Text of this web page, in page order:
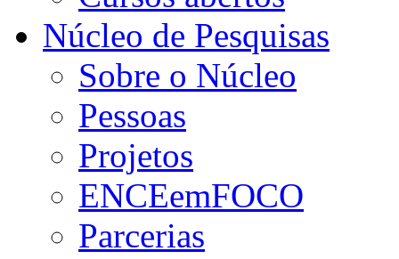
Núcleo de Pesquisas
Sobre o Núcleo
Pessoas
Projetos
ENCEemFOCO
Parcerias